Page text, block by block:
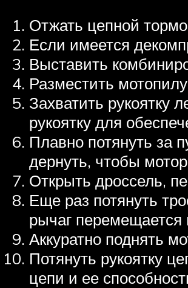
Отжать цепной
Если имеется
Выставить
Разместить
Захватить рукоятку
рукоятку для
Плавно потянуть за
дернуть, чтобы
Открыть дроссель,
Еще раз потянуть
рычаг перемещается
Аккуратно поднять
Потянуть рукоятку
цепи и ее